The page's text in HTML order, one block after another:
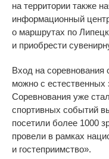
на территории также
информационный
о маршрутах по
и приобрести
Вход на
можно с
Соревнования уже
спортивных событий
посетили более 1000
провели в рамках
и гостеприимство».